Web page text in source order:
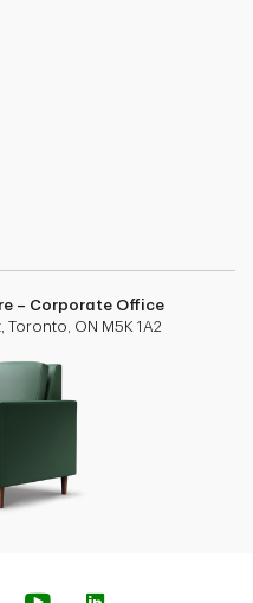
– Corporate Office
ON M5K 1A2